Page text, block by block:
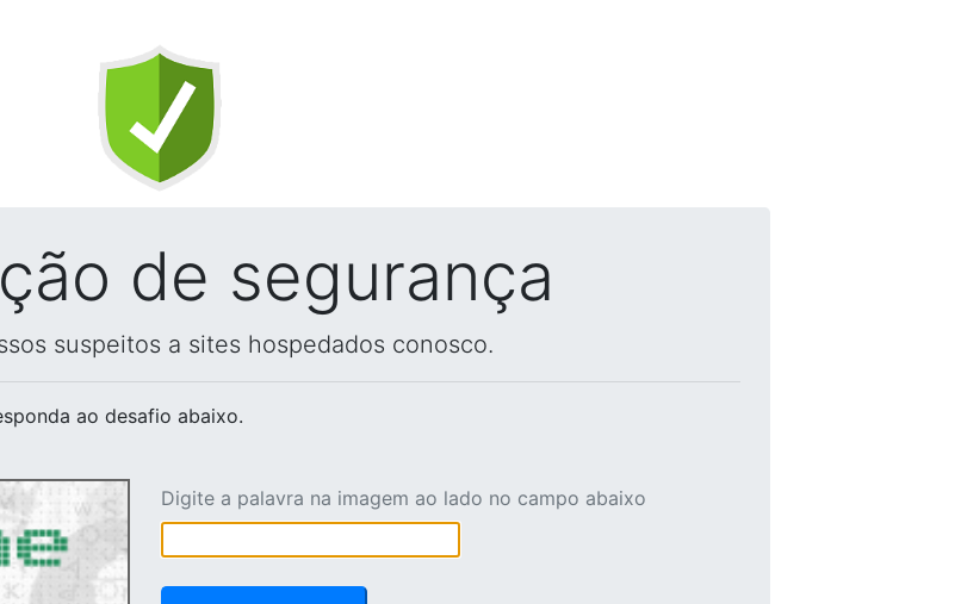
de segurança
suspeitos a sites hospedados conosco.
ao desafio abaixo.
Digite a palavra na imagem ao lado no campo abaixo